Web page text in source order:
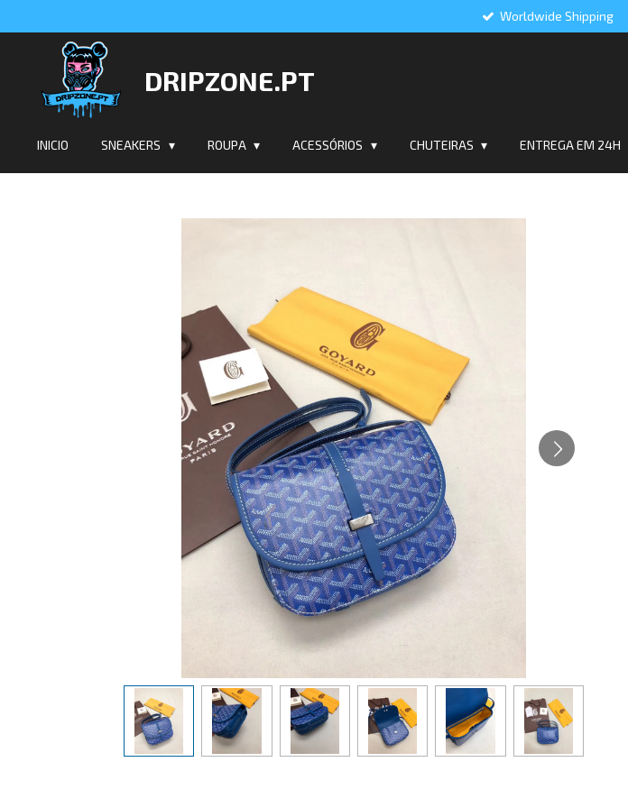
conteúdo
principal
Worldwide Shipping
DRIPZONE.PT
INICIO SNEAKERS ROUPA ACESSÓRIOS CHUTEIRAS ENTREGA EM 24H